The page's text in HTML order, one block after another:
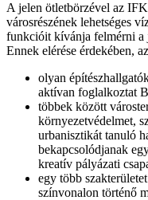
A jelen ötletbörzével az
városrészének lehetséges
funkcióit kívánja felmérni a
Ennek elérése érdekében,
olyan
aktívan foglalkoztat
többek között
környezetvédelmet,
urbanisztikát tanuló
bekapcsolódjanak
kreatív pályázati
egy több
színvonalon történő